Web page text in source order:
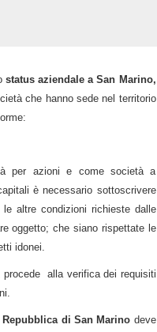
status aziendale a San Marino,
che hanno sede nel territorio
per azioni e come società a
è necessario sottoscrivere
altre condizioni richieste dalle
oggetto; che siano rispettate le
idonei.
procede alla verifica dei requisiti
Repubblica di San Marino deve